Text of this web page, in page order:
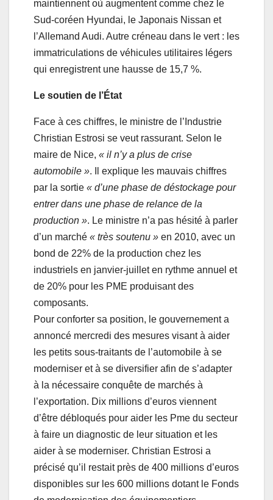
maintiennent où augmentent comme chez le
Sud-coréen Hyundai, le Japonais Nissan et
l’Allemand Audi. Autre créneau dans le vert : les
immatriculations de véhicules utilitaires légers
qui enregistrent une hausse de 15,7 %.
Le soutien de l’État
Face à ces chiffres, le ministre de l’Industrie
Christian Estrosi se veut rassurant. Selon le
maire de Nice, « il n’y a plus de crise
automobile ». Il explique les mauvais chiffres
par la sortie « d’une phase de déstockage pour
entrer dans une phase de relance de la
production ». Le ministre n’a pas hésité à parler
d’un marché « très soutenu » en 2010, avec un
bond de 22% de la production chez les
industriels en janvier-juillet en rythme annuel et
de 20% pour les PME produisant des
composants.
Pour conforter sa position, le gouvernement a
annoncé mercredi des mesures visant à aider
les petits sous-traitants de l’automobile à se
moderniser et à se diversifier afin de s’adapter
à la nécessaire conquête de marchés à
l’exportation. Dix millions d’euros viennent
d’être débloqués pour aider les Pme du secteur
à faire un diagnostic de leur situation et les
aider à se moderniser. Christian Estrosi a
précisé qu’il restait près de 400 millions d’euros
disponibles sur les 600 millions dotant le Fonds